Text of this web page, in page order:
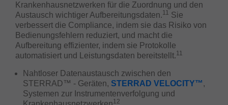
Krankenhausnetzwerken für die Zuordnung und den
Austausch wichtiger Aufbereitungsdaten.11 Sie
verbessert die Compliance, indem sie das Risiko von
Bedienungsfehlern reduziert, und macht die
Aufbereitung effizienter, indem sie Protokolle
automatisiert und Leistungsdaten bereitstellt.11
Nahtloser Datenaustausch zwischen den
STERRAD™ - Geräten, STERRAD VELOCITY™,
Systemen zur Instrumentenverfolgung und
12